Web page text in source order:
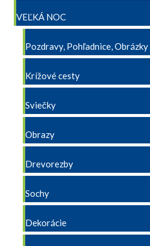
VEĽKÁ NOC
Pozdravy, Pohľadnice, Obrázky
Krížové cesty
Sviečky
Obrazy
Drevorezby
Sochy
Dekorácie